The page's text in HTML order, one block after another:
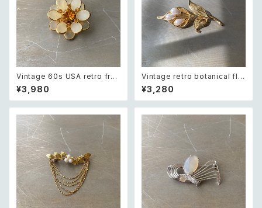
Vintage 60s USA retro fros
ted glass botanical flower
crystal bijou brooch レトロ
アメリカ ヴィンテージ アクセサ
フラワー クリスタル ビジュー ブ
ローチ
¥3,980
Vintage retro botanical flo
wer pearl brooch レトロ ヴィ
ンテージ アクセサリー ボタニカ
ル フラワー パール ブローチ
¥3,280